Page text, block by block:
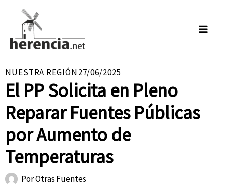
contenido
NUESTRA REGIÓN27/06/2025
El PP Solicita en Pleno
Reparar Fuentes Públicas
por Aumento de
Temperaturas
PorOtras Fuentes